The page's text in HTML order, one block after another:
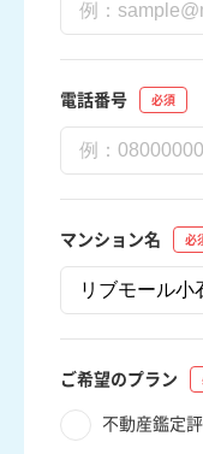
電話番号
マンション名
ご希望のプラン
不動産鑑定